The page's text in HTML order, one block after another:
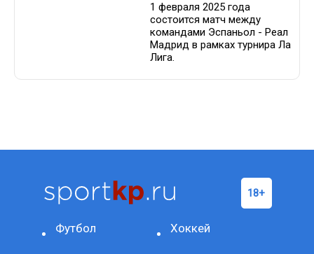
1 февраля 2025 года
состоится матч между
командами Эспаньол - Реал
Мадрид в рамках турнира Ла
Лига.
Футбол Хоккей